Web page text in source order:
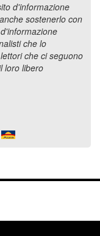
d'informazione
sostenerlo con
che lo
che ci seguono
loro libero